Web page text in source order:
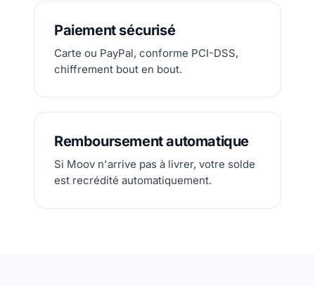
Paiement sécurisé
Carte ou PayPal, conforme PCI-DSS,
chiffrement bout en bout.
Remboursement automatique
Si Moov n'arrive pas à livrer, votre solde
est recrédité automatiquement.